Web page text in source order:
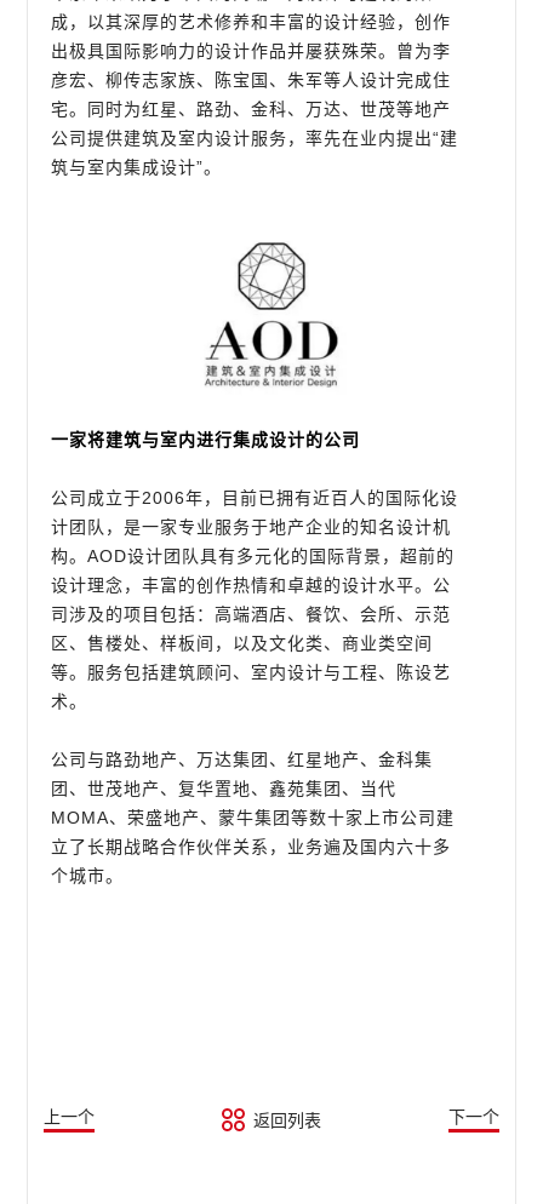
成，以其深厚的艺术修养和丰富的设计经验，创作
出极具国际影响力的设计作品并屡获殊荣。曾为李
彦宏、柳传志家族、陈宝国、朱军等人设计完成住
宅。同时为红星、路劲、金科、万达、世茂等地产
公司提供建筑及室内设计服务，率先在业内提出“建
筑与室内集成设计”。
一家将建筑与室内进行集成设计的公司
公司成立于2006年，目前已拥有近百人的国际化设
计团队，是一家专业服务于地产企业的知名设计机
构。AOD设计团队具有多元化的国际背景，超前的
设计理念，丰富的创作热情和卓越的设计水平。公
司涉及的项目包括：高端酒店、餐饮、会所、示范
区、售楼处、样板间，以及文化类、商业类空间
等。服务包括建筑顾问、室内设计与工程、陈设艺
术。
公司与路劲地产、万达集团、红星地产、金科集
团、世茂地产、复华置地、鑫苑集团、当代
MOMA、荣盛地产、蒙牛集团等数十家上市公司建
立了长期战略合作伙伴关系，业务遍及国内六十多
个城市。
上一个 返回列表 下一个